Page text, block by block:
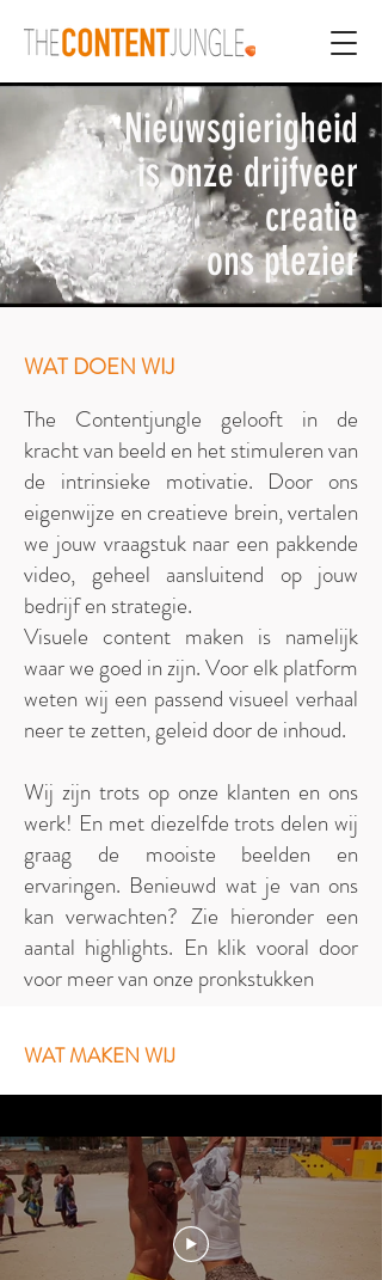
Nieuwsgierigheid
is onze drijfveer
creatie
ons plezier
The Contentjungle gelooft in de
kracht van beeld en het stimuleren van
de intrinsieke motivatie. Door ons
eigenwijze en creatieve brein, vertalen
we jouw vraagstuk naar een pakkende
video, geheel aansluitend op jouw
bedrijf en strategie.
Visuele content maken is namelijk
waar we goed in zijn. Voor elk platform
weten wij een passend visueel verhaal
neer te zetten, geleid door de inhoud.
Wij zijn trots op onze klanten en ons
werk! En met diezelfde trots delen wij
graag de mooiste beelden en
ervaringen. Benieuwd wat je van ons
kan verwachten? Zie hieronder een
aantal highlights. En klik vooral door
voor meer van onze pronkstukken
WAT DOEN WIJ
WAT MAKEN WIJ